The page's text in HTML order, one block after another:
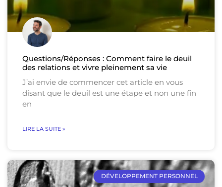
Questions/Réponses : Comment faire le deuil
des relations et vivre pleinement sa vie
J’ai envie de commencer cet article en vous
disant que le deuil est une étape et non une fin
en
LIRE LA SUITE »
DÉVELOPPEMENT PERSONNEL